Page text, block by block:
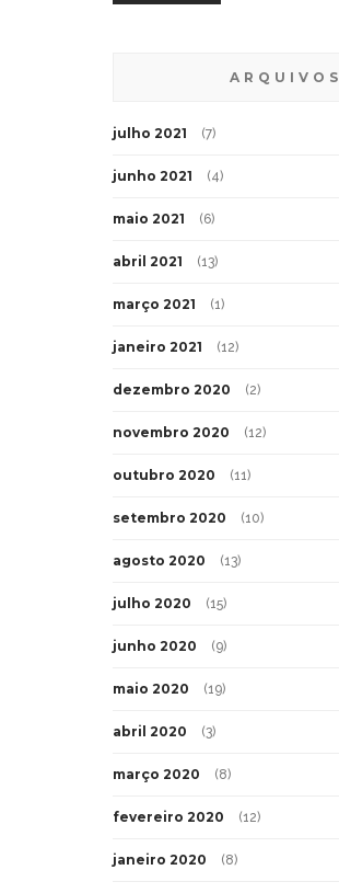
ARQUIVOS
julho 2021 (7)
junho 2021 (4)
maio 2021 (6)
abril 2021 (13)
março 2021 (1)
janeiro 2021 (12)
dezembro 2020 (2)
novembro 2020 (12)
outubro 2020 (11)
setembro 2020 (10)
agosto 2020 (13)
julho 2020 (15)
junho 2020 (9)
maio 2020 (19)
abril 2020 (3)
março 2020 (8)
fevereiro 2020 (12)
janeiro 2020 (8)